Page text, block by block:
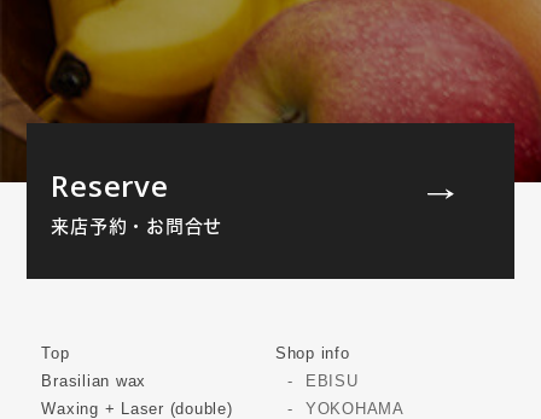
Reserve
来店予約・お問合せ
Top
Brasilian wax
Waxing + Laser (double)
Shop info
EBISU
YOKOHAMA